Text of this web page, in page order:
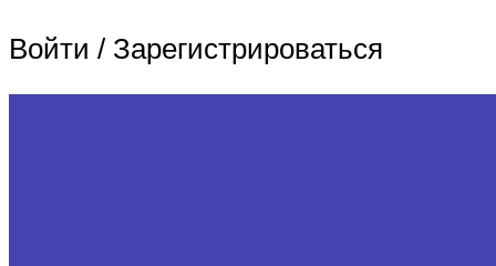
Войти / Зарегистрироваться